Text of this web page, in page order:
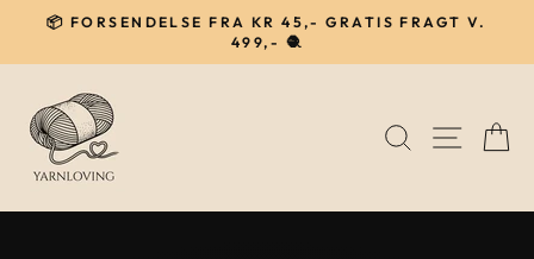
indhold
Pause
📦 FORSENDELSE FRA KR 45,- GRATIS FRAGT V.
499,- 🧶
SØG